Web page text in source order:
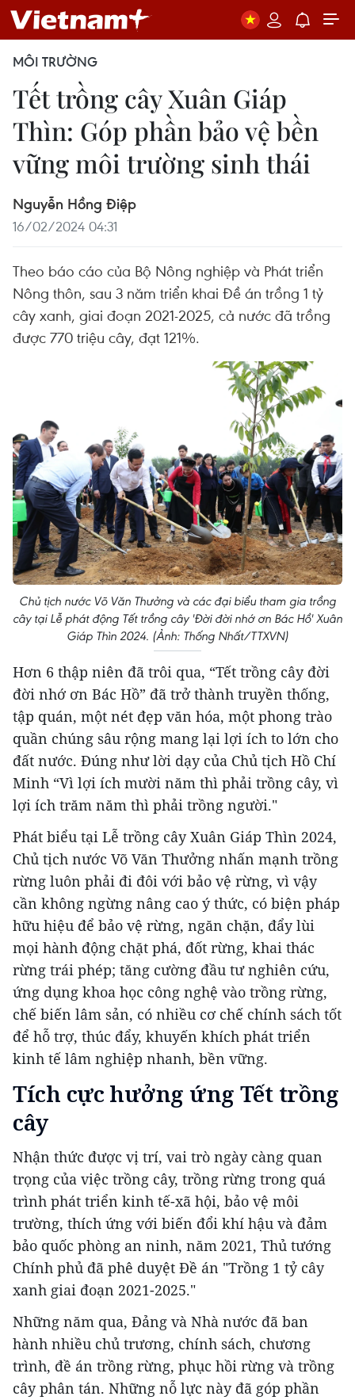
MÔI TRƯỜNG
Tết trồng cây Xuân Giáp
Thìn: Góp phần bảo vệ bền
vững môi trường sinh thái
Nguyễn Hồng Điệp
16/02/2024 04:31
Theo báo cáo của Bộ Nông nghiệp và Phát triển
Nông thôn, sau 3 năm triển khai Đề án trồng 1 tỷ
cây xanh, giai đoạn 2021-2025, cả nước đã trồng
được 770 triệu cây, đạt 121%.
Chủ tịch nước Võ Văn Thưởng và các đại biểu tham gia trồng
cây tại Lễ phát động Tết trồng cây 'Đời đời nhớ ơn Bác Hồ' Xuân
Giáp Thìn 2024. (Ảnh: Thống Nhất/TTXVN)
Hơn 6 thập niên đã trôi qua, “Tết trồng cây đời
đời nhớ ơn Bác Hồ” đã trở thành truyền thống,
tập quán, một nét đẹp văn hóa, một phong trào
quần chúng sâu rộng mang lại lợi ích to lớn cho
đất nước. Đúng như lời dạy của Chủ tịch Hồ Chí
Minh “Vì lợi ích mười năm thì phải trồng cây, vì
lợi ích trăm năm thì phải trồng người."
Phát biểu tại Lễ trồng cây Xuân Giáp Thìn 2024,
Chủ tịch nước Võ Văn Thưởng nhấn mạnh trồng
rừng luôn phải đi đôi với bảo vệ rừng, vì vậy
cần không ngừng nâng cao ý thức, có biện pháp
hữu hiệu để bảo vệ rừng, ngăn chặn, đẩy lùi
mọi hành động chặt phá, đốt rừng, khai thác
rừng trái phép; tăng cường đầu tư nghiên cứu,
ứng dụng khoa học công nghệ vào trồng rừng,
chế biến lâm sản, có nhiều cơ chế chính sách tốt
để hỗ trợ, thúc đẩy, khuyến khích phát triển
kinh tế lâm nghiệp nhanh, bền vững.
Tích cực hưởng ứng Tết trồng
cây
Nhận thức được vị trí, vai trò ngày càng quan
trọng của việc trồng cây, trồng rừng trong quá
trình phát triển kinh tế-xã hội, bảo vệ môi
trường, thích ứng với biến đổi khí hậu và đảm
bảo quốc phòng an ninh, năm 2021, Thủ tướng
Chính phủ đã phê duyệt Đề án "Trồng 1 tỷ cây
xanh giai đoạn 2021-2025."
Những năm qua, Đảng và Nhà nước đã ban
hành nhiều chủ trương, chính sách, chương
trình, đề án trồng rừng, phục hồi rừng và trồng
cây phân tán. Những nỗ lực này đã góp phần